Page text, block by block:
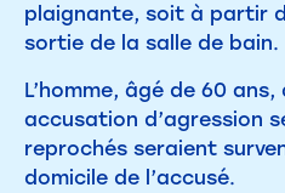
plaignante, soit à partir
sortie de la salle de bain.
L’homme, âgé de 60
accusation d’agression
reprochés seraient
domicile de l’accusé.